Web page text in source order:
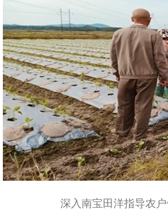
深入南宝田洋指导农